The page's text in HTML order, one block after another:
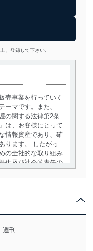
、登録して下さい。
売事業を行っていく
ーマです。また、
の関する法律第2条
は、お客様にとって
情報資産であり、確
ります。 したがっ
の全社的な取り組み
供及び社会的責任の
たうえで利用目的の
な手段によって取
当社が保有している
用、第三者への提
週刊